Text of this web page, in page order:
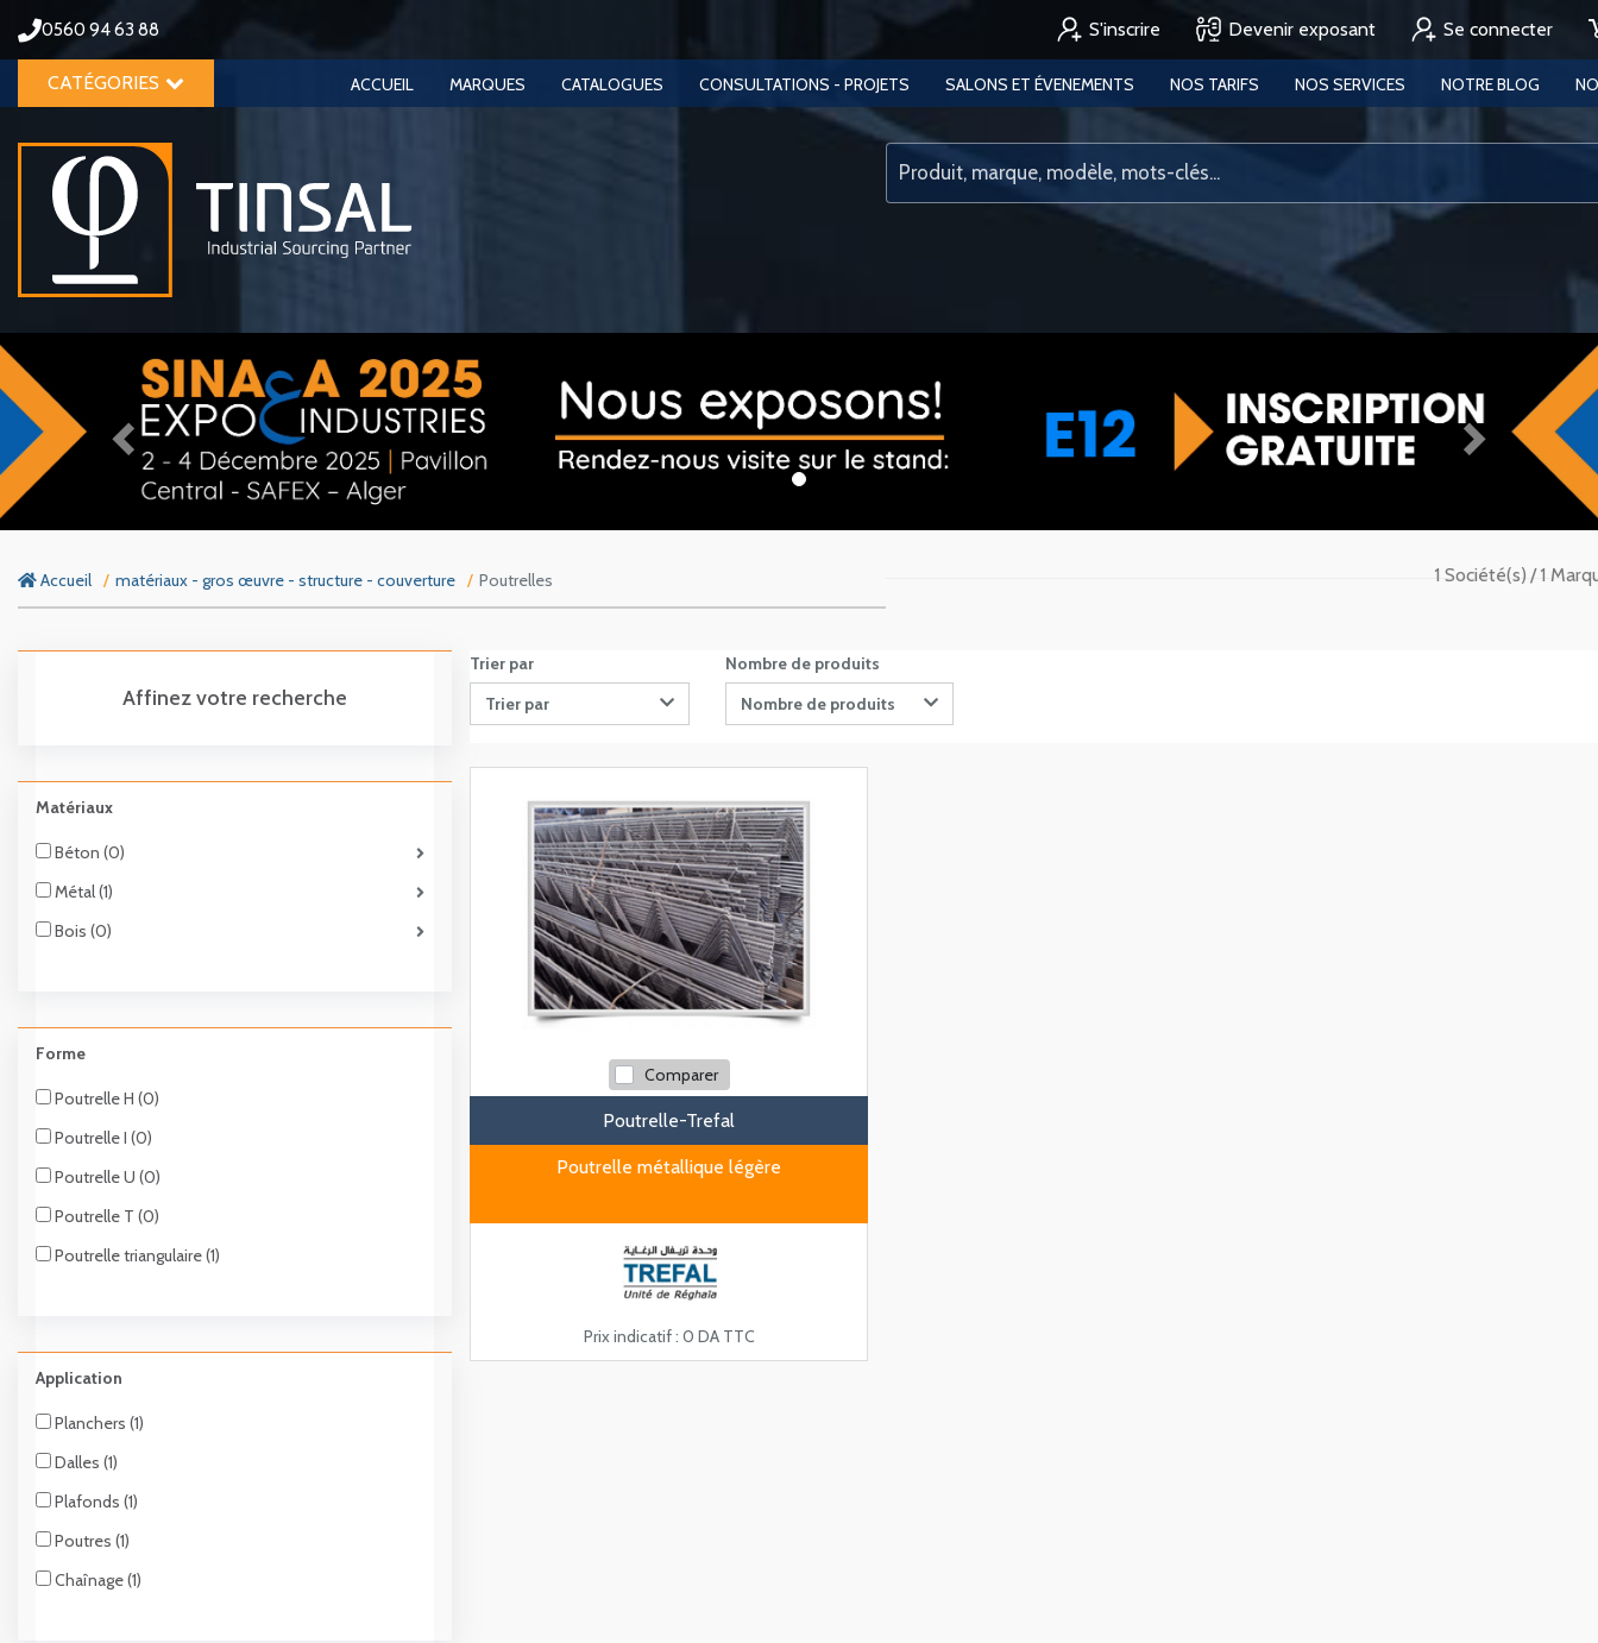
0560 94 63 88 S'inscrire Devenir exposant Se connecter
CATÉGORIES ACCUEIL MARQUES CATALOGUES CONSULTATIONS - PROJETS SALONS ET ÉVENEMENTS NOS TARIFS NOS SERVICES NOTRE BLOG
Previous
Accueil matériaux - gros œuvre - structure - couverture Poutrelles 1
1 Société(s)
Affinez votre recherche
Matériaux
Béton (0)
Métal (1)
Bois (0)
Forme
Poutrelle H (0)
Poutrelle I (0)
Poutrelle U (0)
Poutrelle T (0)
Poutrelle triangulaire (1)
Application
Planchers (1)
Dalles (1)
Plafonds (1)
Poutres (1)
Chaînage (1)
Trier par
Trier par
Nombre de produits
Nombre de produits
Comparer
Poutrelle-Trefal
Poutrelle métallique légère
Prix indicatif : 0 DA TTC